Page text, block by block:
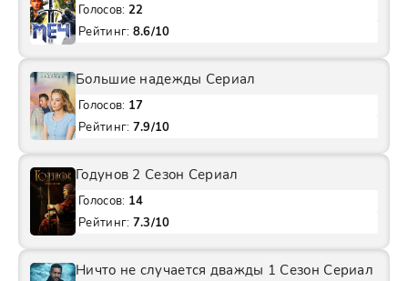
Голосов: 22
Рейтинг: 8.6/10
Большие надежды Сериал
Голосов: 17
Рейтинг: 7.9/10
Годунов 2 Сезон Сериал
Голосов: 14
Рейтинг: 7.3/10
Ничто не случается дважды 1 Сезон Сериал